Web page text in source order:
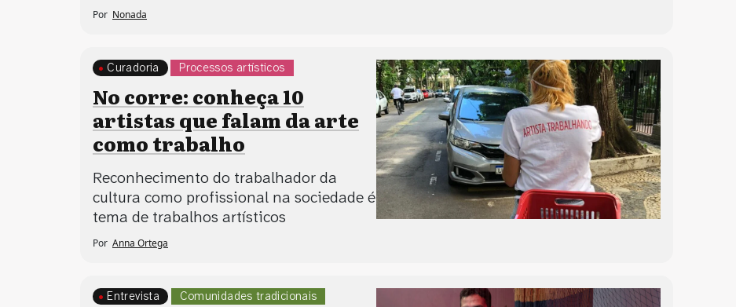
Por Nonada
Curadoria Processos artísticos
No corre: conheça 10
artistas que falam da arte
como trabalho
Reconhecimento do trabalhador da
cultura como profissional na sociedade é
tema de trabalhos artísticos
Por Anna Ortega
Comunidades tradicionais
Entrevista